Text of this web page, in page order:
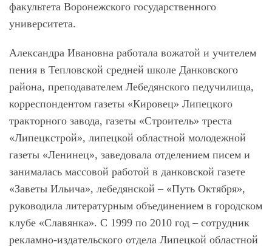
факультета Воронежского государственного
университета.
Александра Ивановна работала вожатой и учителем
пения в Тепловской средней школе Данковского
района, преподавателем Лебедянского педучилища,
корреспондентом газеты «Кировец» Липецкого
тракторного завода, газеты «Строитель» треста
«Липецкстрой», липецкой областной молодежной
газеты «Ленинец», заведовала отделением писем и
занималась массовой работой в данковской газете
«Заветы Ильича», лебедянской – «Путь Октября»,
руководила литературным объединением в городском
клубе «Славянка». С 1999 по 2010 год – сотрудник
рекламно-издательского отдела Липецкой областной